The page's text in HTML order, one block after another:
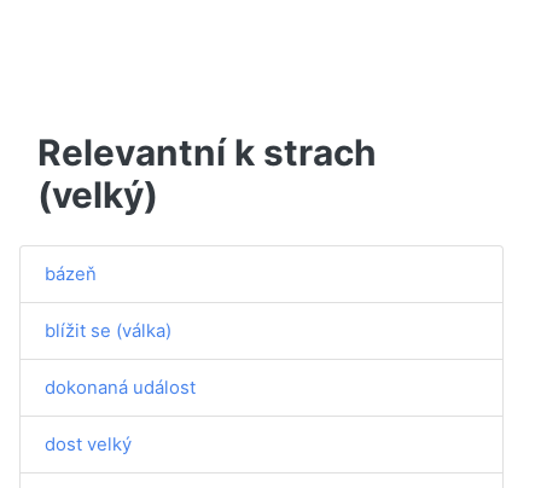
Relevantní k strach
(velký)
bázeň
blížit se (válka)
dokonaná událost
dost velký